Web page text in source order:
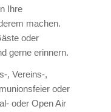
Ihre
machen.
oder
gerne erinnern.
, Vereins-,
oder
oder Open Air